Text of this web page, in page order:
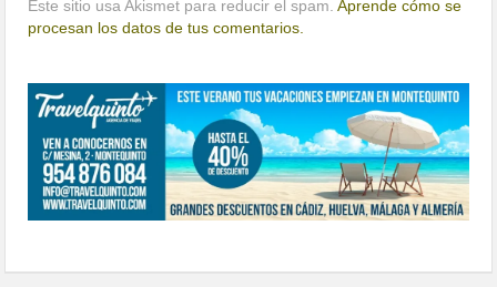
Este sitio usa Akismet para reducir el spam.Aprende cómo se
procesan los datos de tus comentarios.